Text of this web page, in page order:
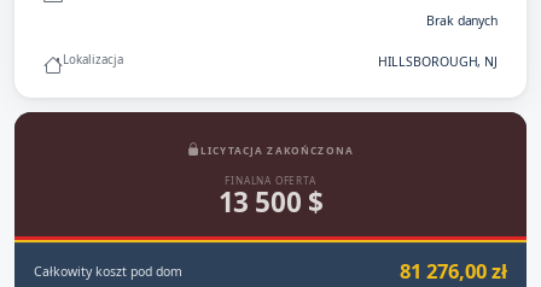
Brak danych
Lokalizacja HILLSBOROUGH, NJ
LICYTACJA ZAKOŃCZONA
FINALNA OFERTA
13 500 $
Całkowity koszt pod dom 81 276,00 zł